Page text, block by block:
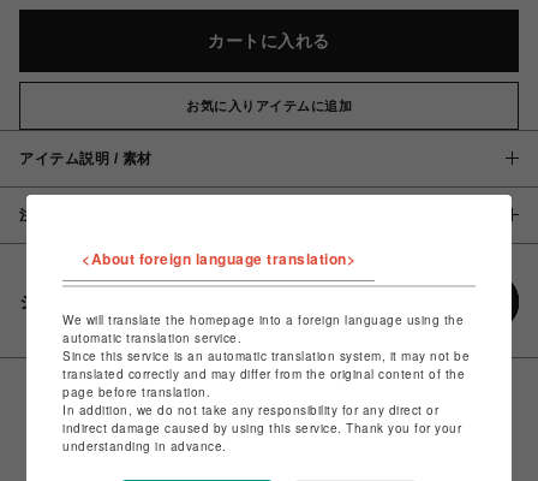
カートに入れる
お気に入りアイテムに追加
アイテム説明 / 素材
注意事項
シェアする
<About foreign language translation>
We will translate the homepage into a foreign language using the
automatic translation service.
Since this service is an automatic translation system, it may not be
translated correctly and may differ from the original content of the
page before translation.
In addition, we do not take any responsibility for any direct or
indirect damage caused by using this service. Thank you for your
understanding in advance.